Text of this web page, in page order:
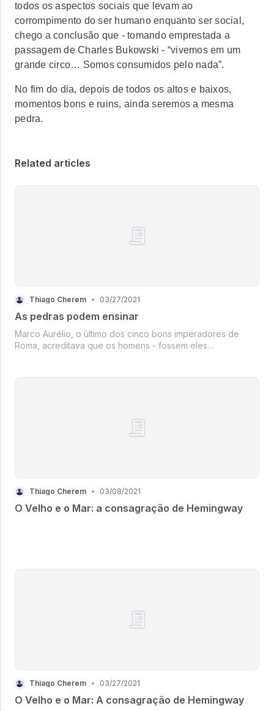
todos os aspectos sociais que levam ao
corrompimento do ser humano enquanto ser social,
chego a conclusão que - tomando emprestada a
passagem de Charles Bukowski - “vivemos em um
grande circo… Somos consumidos pelo nada”.
No fim do dia, depois de todos os altos e baixos,
momentos bons e ruins, ainda seremos a mesma
pedra.
Related articles
Thiago Cherem • 03/27/2021
As pedras podem ensinar
Marco Aurélio, o último dos cinco bons imperadores de
Roma, acreditava que os homens - fossem eles
Thiago Cherem • 03/08/2021
O Velho e o Mar: a consagração de Hemingway
Thiago Cherem • 03/27/2021
O Velho e o Mar: A consagração de Hemingway